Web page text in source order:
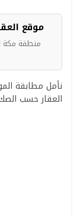
موقع
منطقة مكة
نأمل مطابقة
العقار حسب